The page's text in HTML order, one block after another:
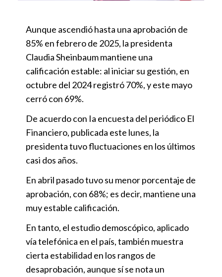
Aunque ascendió hasta una aprobación de
85% en febrero de 2025, la presidenta
Claudia Sheinbaum mantiene una
calificación estable: al iniciar su gestión, en
octubre del 2024 registró 70%, y este mayo
cerró con 69%.
De acuerdo con Ia encuesta del periódico El
Financiero, publicada este lunes, la
presidenta tuvo fluctuaciones en los últimos
casi dos años.
En abril pasado tuvo su menor porcentaje de
aprobación, con 68%; es decir, mantiene una
muy estable calificación.
En tanto, el estudio demoscópico, aplicado
vía telefónica en el país, también muestra
cierta estabilidad en los rangos de
desaprobación, aunque sí se nota un